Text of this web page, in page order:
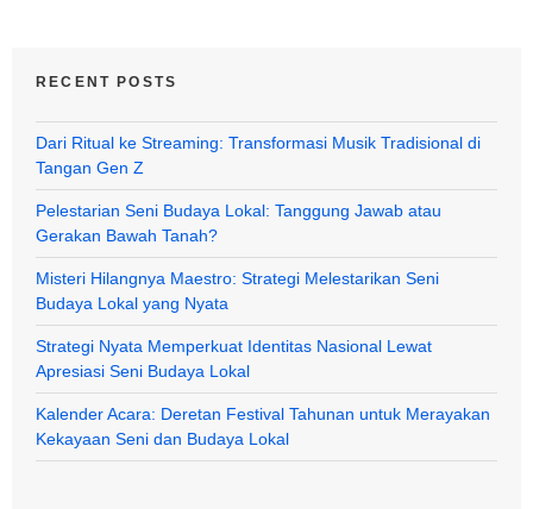
RECENT POSTS
Dari Ritual ke Streaming: Transformasi Musik Tradisional di
Tangan Gen Z
Pelestarian Seni Budaya Lokal: Tanggung Jawab atau
Gerakan Bawah Tanah?
Misteri Hilangnya Maestro: Strategi Melestarikan Seni
Budaya Lokal yang Nyata
Strategi Nyata Memperkuat Identitas Nasional Lewat
Apresiasi Seni Budaya Lokal
Kalender Acara: Deretan Festival Tahunan untuk Merayakan
Kekayaan Seni dan Budaya Lokal